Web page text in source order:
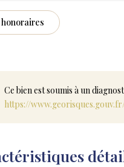
honoraires
Ce bien est soumis à un
https://